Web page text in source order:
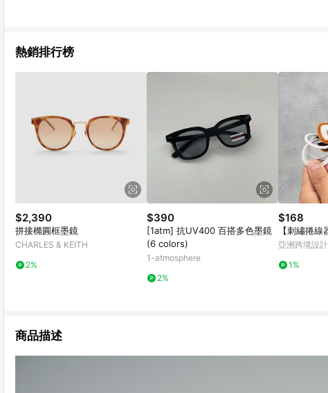
熱銷排行榜
$2,390
拼接橢圓框墨鏡
CHARLES & KEITH
2%
$390
[1atm] 抗UV400 百搭多色墨鏡
(6 colors)
1-atmosphere
2%
$168
【刺繡捲
亞洲跨境設
1%
商品描述